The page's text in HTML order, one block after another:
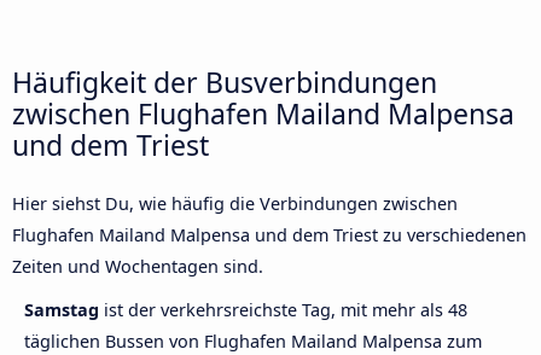
Häufigkeit der Busverbindungen
zwischen Flughafen Mailand Malpensa
und dem Triest
Hier siehst Du, wie häufig die Verbindungen zwischen
Flughafen Mailand Malpensa und dem Triest zu verschiedenen
Zeiten und Wochentagen sind.
Samstag ist der verkehrsreichste Tag, mit mehr als 48
täglichen Bussen von Flughafen Mailand Malpensa zum